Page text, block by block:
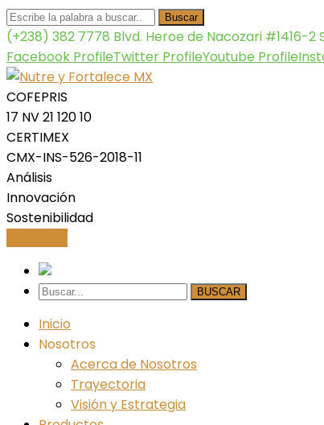
Buscar
(+238) 382 7778 Blvd. Heroe de Nacozari #1416-
Facebook ProfileTwitter ProfileYoutube Profile
COFEPRIS
17 NV 21 120 10
CERTIMEX
CMX-INS-526-2018-11
Análisis
Innovación
Sostenibilidad
BUSCAR
Inicio
Nosotros
Acerca de Nosotros
Trayectoria
Visión y Estrategia